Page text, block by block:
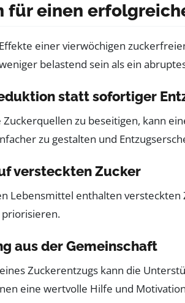
für einen
einer vierwöchigen
belastend sein als ein
statt sofortiger
zu beseitigen, kann
zu gestalten und
versteckten Zucker
Lebensmittel enthalten versteckten
aus der Gemeinschaft
Zuckerentzugs kann die
eine wertvolle Hilfe und